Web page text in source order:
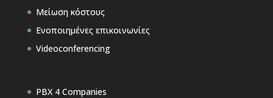
Μείωση κόστους
Ενοποιημένες επικοινωνίες
Videoconferencing
PBX 4 Companies